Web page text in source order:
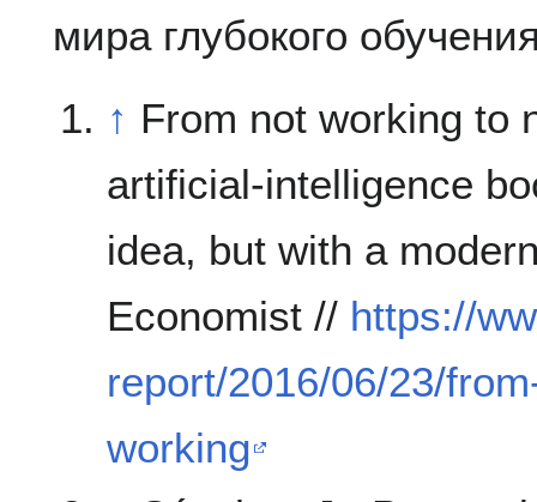
мира глубокого
↑ From not working to
artificial-intelligence
idea, but with a
Economist // https://
report/2016/06/23/
working